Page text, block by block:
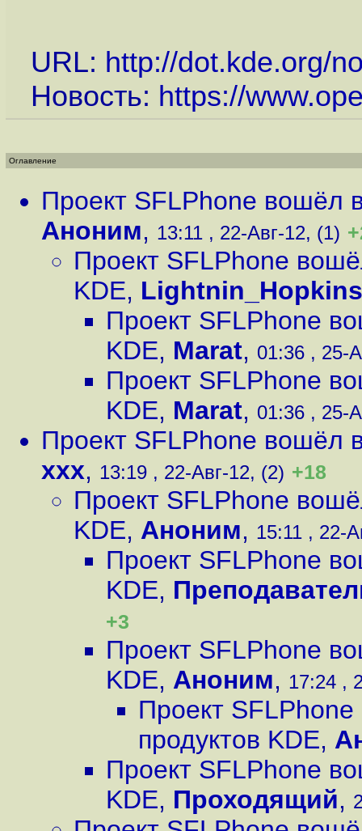
URL: http://dot.kde.org/
Новость: https://
Оглавление
Проект SFLPhone вошёл
Аноним, 13:11 , 22-Авг-12, (1)
Проект SFLPhone
KDE, Lightnin_Hopkins
Проект SFLPhone
KDE, Marat, 01:36 , 25-
Проект SFLPhone
KDE, Marat, 01:36 , 25-
Проект SFLPhone вошёл
xxx, 13:19 , 22-Авг-12, (2) +18
Проект SFLPhone
KDE, Аноним, 15:11 , 22-
Проект SFLPhone
KDE,
+3
Проект SFLPhone
KDE, Аноним, 17:24 ,
Проект
продуктов KDE,
Проект SFLPhone
KDE, Проходящий,